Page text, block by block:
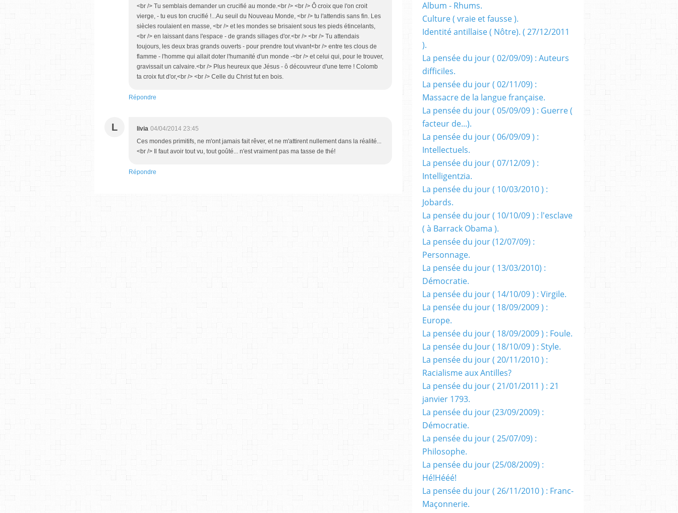
<br /> Tu semblais demander un crucifié au monde.<br /> <br /> Ô croix que l'on croit
vierge, - tu eus ton crucifié !...Au seuil du Nouveau Monde, <br /> tu l'attendis sans fin. Les
siècles roulaient en masse, <br /> et les mondes se brisaient sous tes pieds étincelants,
<br /> en laissant dans l'espace - de grands sillages d'or.<br /> <br /> Tu attendais
toujours, les deux bras grands ouverts - pour prendre tout vivant<br /> entre tes clous de
flamme - l'homme qui allait doter l'humanité d'un monde -<br /> et celui qui, pour le trouver,
gravissait un calvaire.<br /> Plus heureux que Jésus - ô découvreur d'une terre ! Colomb
ta croix fut d'or,<br /> <br /> Celle du Christ fut en bois.
Répondre
L livia 04/04/2014 23:45
Ces mondes primitifs, ne m'ont jamais fait rêver, et ne m'attirent nullement dans la réalité...
<br /> Il faut avoir tout vu, tout goûté... n'est vraiment pas ma tasse de thé!
Répondre
Album - Rhums.
Culture ( vraie et fausse ).
Identité antillaise ( Nôtre). ( 27/12/2011
).
La pensée du jour ( 02/09/09) : Auteurs
difficiles.
La pensée du jour ( 02/11/09) :
Massacre de la langue française.
La pensée du jour ( 05/09/09 ) : Guerre (
facteur de...).
La pensée du jour ( 06/09/09 ) :
Intellectuels.
La pensée du jour ( 07/12/09 ) :
Intelligentzia.
La pensée du jour ( 10/03/2010 ) :
Jobards.
La pensée du jour ( 10/10/09 ) : l'esclave
( à Barrack Obama ).
La pensée du jour (12/07/09) :
Personnage.
La pensée du jour ( 13/03/2010) :
Démocratie.
La pensée du jour ( 14/10/09 ) : Virgile.
La pensée du jour ( 18/09/2009 ) :
Europe.
La pensée du jour ( 18/09/2009 ) : Foule.
La pensée du Jour ( 18/10/09 ) : Style.
La pensée du jour ( 20/11/2010 ) :
Racialisme aux Antilles?
La pensée du jour ( 21/01/2011 ) : 21
janvier 1793.
La pensée du jour (23/09/2009) :
Démocratie.
La pensée du jour ( 25/07/09) :
Philosophe.
La pensée du jour (25/08/2009) :
Hé!Hééé!
La pensée du jour ( 26/11/2010 ) : Franc-
Maçonnerie.